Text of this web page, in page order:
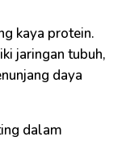
kaya protein.
jaringan tubuh,
daya
dalam